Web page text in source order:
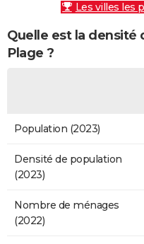
Les villes les
Quelle est la densité
Plage ?
Population (2023)
Densité de population
(2023)
Nombre de ménages
(2022)